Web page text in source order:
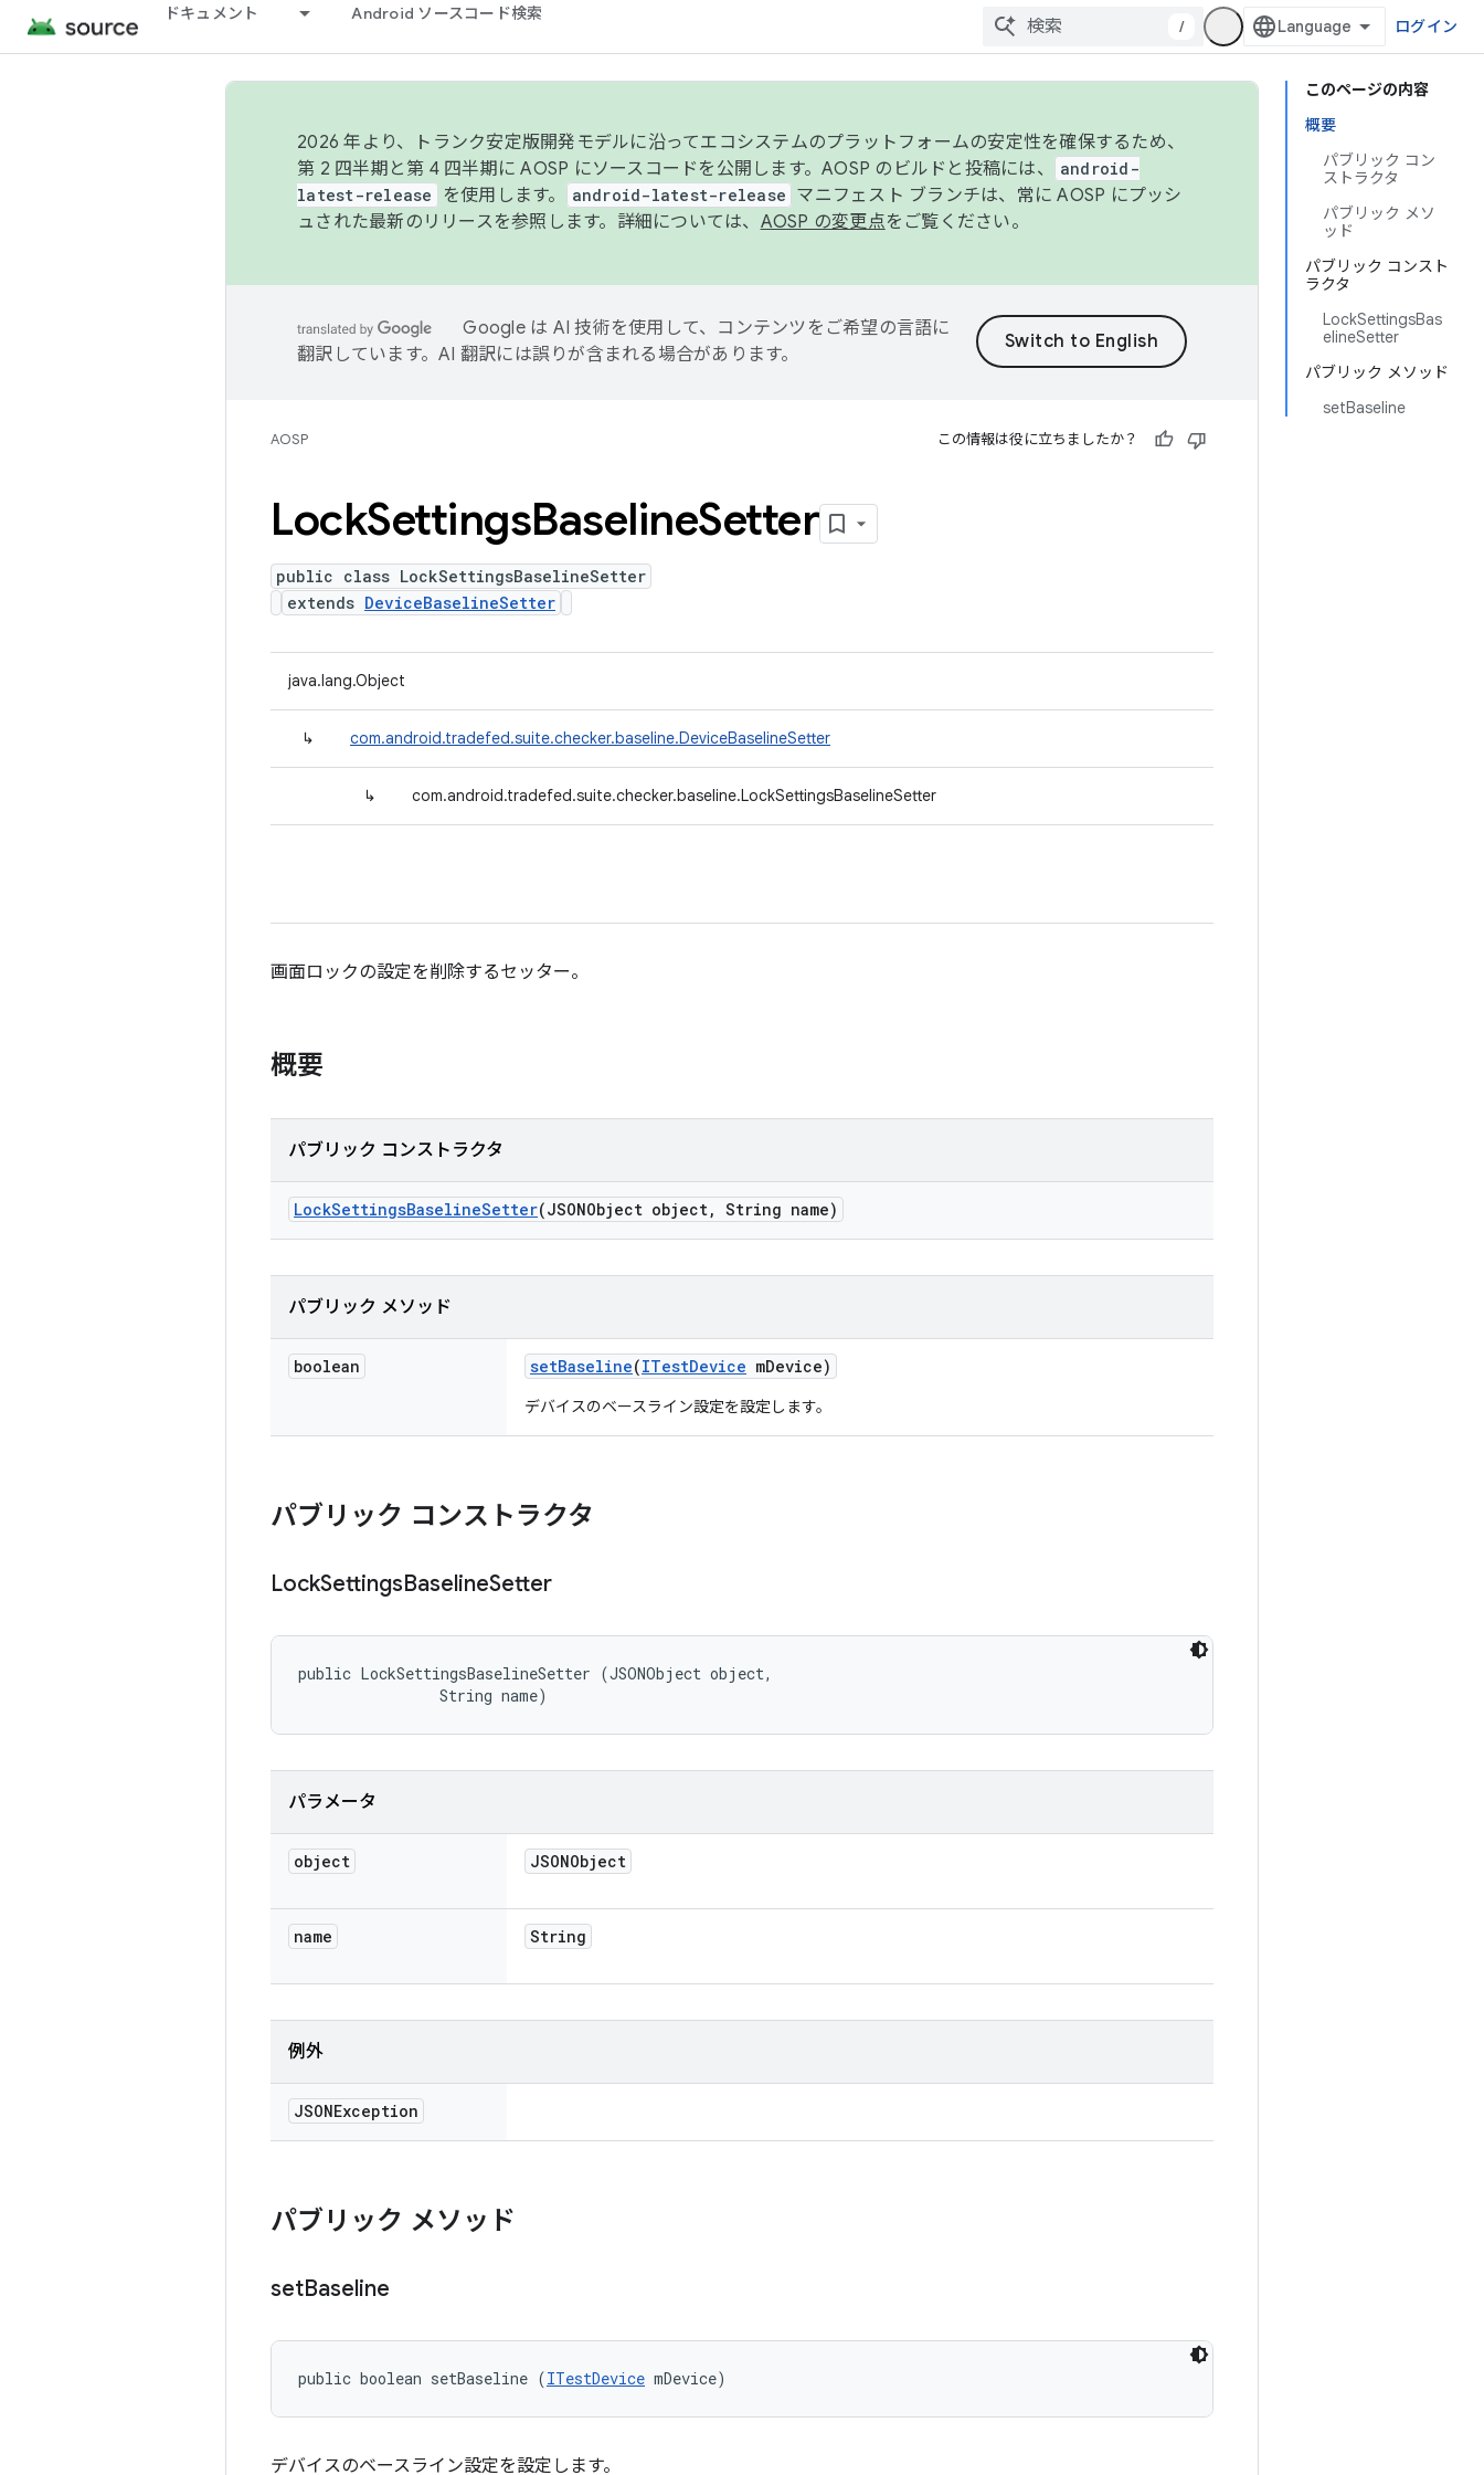
ドキュメント Android ソースコード検索
/ ログイン
このページの内容
概要
パブリック コン
ストラクタ
パブリック メソ
ッド
パブリック コンスト
ラクタ
LockSettingsBas
elineSetter
パブリック メソッド
setBaseline
2026 年より、トランク安定版開発モデルに沿ってエコシステムのプラットフォームの安定性を確保するため、
第 2 四半期と第 4 四半期に AOSP にソースコードを公開します。AOSP のビルドと投稿には、
android-
latest-release
を使用します。 android-latest-release マニフェスト ブランチは、常に AOSP にプッシ
ュされた最新のリリースを参照します。詳細については、 AOSP の変更点をご覧ください。
Google は AI 技術を使用して、コンテンツをご希望の言語に
翻訳しています。AI 翻訳には誤りが含まれる場合があります。
AOSP この情報は役に立ちましたか？
LockSettingsBaselineSetter
public class LockSettingsBaselineSetter
extends DeviceBaselineSetter
java.lang.Object
↳ com.android.tradefed.suite.checker.baseline.DeviceBaselineSetter
↳ com.android.tradefed.suite.checker.baseline.LockSettingsBaselineSetter
画面ロックの設定を削除するセッター。
概要
パブリック コンストラクタ
LockSettingsBaselineSetter(JSONObject object, String name)
パブリック メソッド
boolean setBaseline(ITestDevice mDevice)
デバイスのベースライン設定を設定します。
パブリック コンストラクタ
LockSettingsBaselineSetter
public LockSettingsBaselineSetter (JSONObject object,
                String name)
パラメータ
object JSONObject
name String
例外
JSONException
パブリック メソッド
setBaseline
public boolean setBaseline (ITestDevice mDevice)
デバイスのベースライン設定を設定します。